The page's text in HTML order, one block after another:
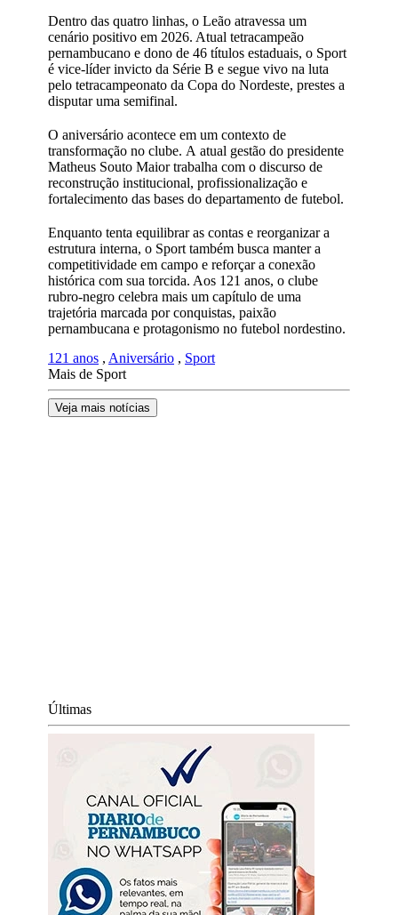
Dentro das quatro linhas, o Leão atravessa um
cenário positivo em 2026. Atual tetracampeão
pernambucano e dono de 46 títulos estaduais, o Sport
é vice-líder invicto da Série B e segue vivo na luta
pelo tetracampeonato da Copa do Nordeste, prestes a
disputar uma semifinal.
O aniversário acontece em um contexto de
transformação no clube. A atual gestão do presidente
Matheus Souto Maior trabalha com o discurso de
reconstrução institucional, profissionalização e
fortalecimento das bases do departamento de futebol.
Enquanto tenta equilibrar as contas e reorganizar a
estrutura interna, o Sport também busca manter a
competitividade em campo e reforçar a conexão
histórica com sua torcida. Aos 121 anos, o clube
rubro-negro celebra mais um capítulo de uma
trajetória marcada por conquistas, paixão
pernambucana e protagonismo no futebol nordestino.
121 anos , Aniversário , Sport
Mais de Sport
Veja mais notícias
Últimas